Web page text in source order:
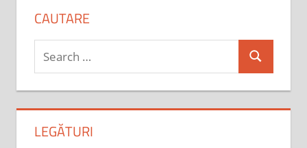
CAUTARE
Search
for:
Search
LEGĂTURI